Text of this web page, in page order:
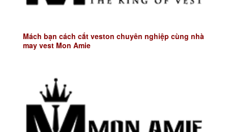
Mách bạn cách cắt veston chuyên nghiệp cùng nhà
may vest Mon Amie